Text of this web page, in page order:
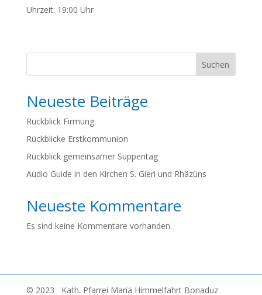
Uhrzeit: 19:00 Uhr
Suchen
Neueste Beiträge
Rückblick Firmung
Rückblicke Erstkommunion
Rückblick gemeinsamer Suppentag
Audio Guide in den Kirchen S. Gieri und Rhäzüns
Neueste Kommentare
Es sind keine Kommentare vorhanden.
© 2023 Kath. Pfarrei Mariä Himmelfahrt Bonaduz